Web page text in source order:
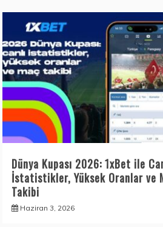
Dünya Kupası 2026: 1xBet ile
İstatistikler, Yüksek Oranlar ve
Takibi
Haziran 3, 2026